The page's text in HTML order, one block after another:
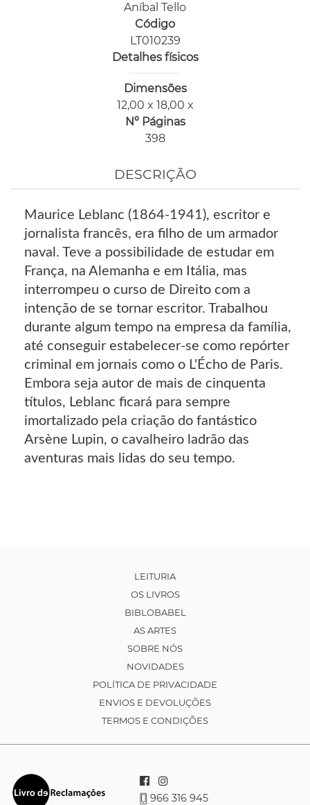
Aníbal Tello
Código
LT010239
Detalhes físicos
Dimensões
12,00 x 18,00 x
Nº Páginas
398
DESCRIÇÃO
Maurice Leblanc (1864-1941), escritor e
jornalista francês, era filho de um armador
naval. Teve a possibilidade de estudar em
França, na Alemanha e em Itália, mas
interrompeu o curso de Direito com a
intenção de se tornar escritor. Trabalhou
durante algum tempo na empresa da família,
até conseguir estabelecer-se como repórter
criminal em jornais como o L'Écho de Paris.
Embora seja autor de mais de cinquenta
títulos, Leblanc ficará para sempre
imortalizado pela criação do fantástico
Arsène Lupin, o cavalheiro ladrão das
aventuras mais lidas do seu tempo.
LEITURIA
OS LIVROS
BIBLOBABEL
AS ARTES
SOBRE NÓS
NOVIDADES
POLÍTICA DE PRIVACIDADE
ENVIOS E DEVOLUÇÕES
TERMOS E CONDIÇÕES
966 316 945